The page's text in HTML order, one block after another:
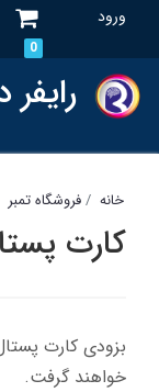
ورود
0
خانه فروشگاه تمبر
کارت
بزودی کارت
خواهند گرفت.